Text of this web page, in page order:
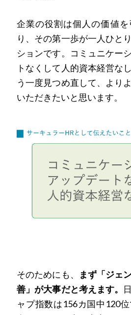
企業の役割は個人の価値
り、その第一歩が一人ひと
ションです。コミュニケー
トなくして人的資本経営な
う一度見つめ直して、より
いただきたいと思います。
そのためにも、
まず「ジェ
善」が大事だと考えます。
ャプ指数は156カ国中120